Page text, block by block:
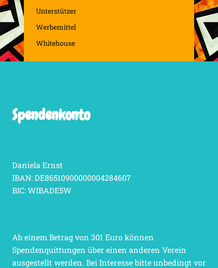
Unterstützer
Werbemittel
Whitehouse
Spendenkonto
Daniela Ernst
IBAN: DE86510900000004284607
BIC: WIBADE5W
Ab einem Betrag von 301 Euro können
Spendenquittungen über einen anderen Verein
ausgestellt werden. Bei Interesse bitte unbedingt vor